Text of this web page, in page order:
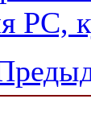
PC,